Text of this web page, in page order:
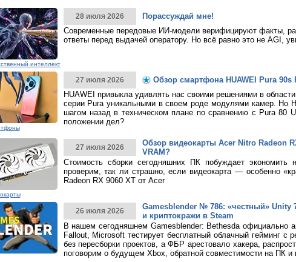
интеллект
28 июля 2026
Порассуждай мне!
Современные передовые ИИ-модели верифицируют факты,
ответы перед выдачей оператору. Но всё равно это не AGI,
27 июля 2026
Обзор смартфона HUAWEI Pura 90s
HUAWEI привыкла удивлять нас своими решениями в
серии Pura уникальными в своем роде модулями камер. Но
шагом назад в техническом плане по сравнению с Pura 80
положении дел?
27 июля 2026
Обзор видеокарты Acer Nitro Radeon
VRAM?
Стоимость сборки сегодняшних ПК побуждает
проверим, так ли страшно, если видеокарта — особенно
Radeon RX 9060 XT от Acer
26 июля 2026
Gamesblender № 786: «честный» Unity
и криптокражи в Steam
В нашем сегодняшнем Gamesblender: Bethesda официально
Fallout, Microsoft тестирует бесплатный облачный гейминг
без пересборки проектов, а ФБР арестовало хакера,
поговорим о будущем Xbox, обратной совместимости на ПК и